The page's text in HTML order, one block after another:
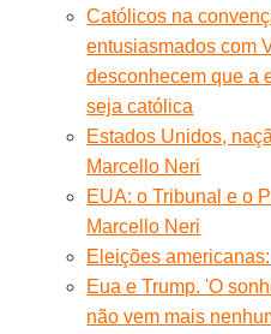
Católicos na
entusiasmados com
desconhecem que a
seja católica
Estados Unidos,
Marcello Neri
EUA: o Tribunal e o
Marcello Neri
Eleições
Eua e Trump. 'O
não vem mais